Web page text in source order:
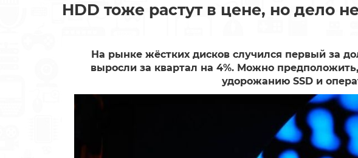
HDD тоже растут в цене, но дело
На рынке жёстких дисков случился первый за
выросли за квартал на 4%. Можно
удорожанию SSD и